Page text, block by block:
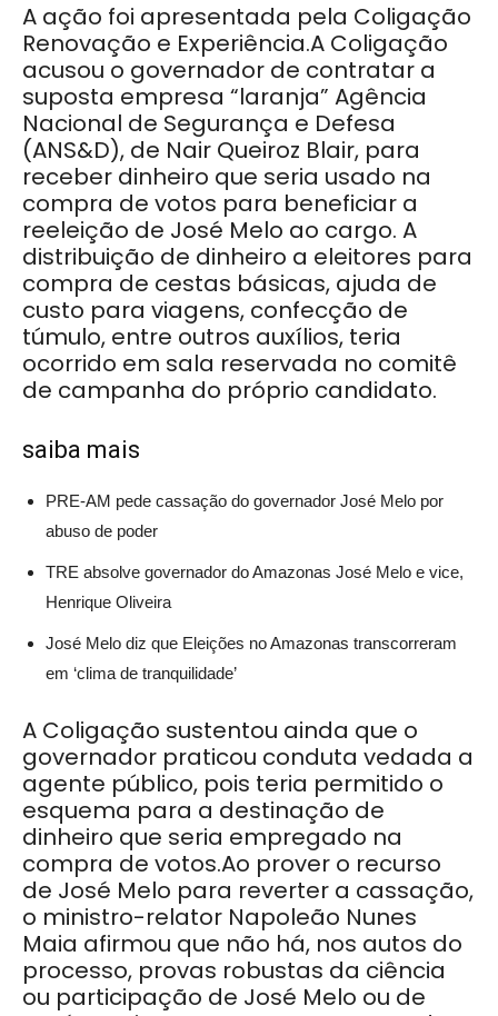
A ação foi apresentada pela Coligação
Renovação e Experiência.A Coligação
acusou o governador de contratar a
suposta empresa “laranja” Agência
Nacional de Segurança e Defesa
(ANS&D), de Nair Queiroz Blair, para
receber dinheiro que seria usado na
compra de votos para beneficiar a
reeleição de José Melo ao cargo. A
distribuição de dinheiro a eleitores para
compra de cestas básicas, ajuda de
custo para viagens, confecção de
túmulo, entre outros auxílios, teria
ocorrido em sala reservada no comitê
de campanha do próprio candidato.
saiba mais
PRE-AM pede cassação do governador José Melo por
abuso de poder
TRE absolve governador do Amazonas José Melo e vice,
Henrique Oliveira
José Melo diz que Eleições no Amazonas transcorreram
em ‘clima de tranquilidade’
A Coligação sustentou ainda que o
governador praticou conduta vedada a
agente público, pois teria permitido o
esquema para a destinação de
dinheiro que seria empregado na
compra de votos.Ao prover o recurso
de José Melo para reverter a cassação,
o ministro-relator Napoleão Nunes
Maia afirmou que não há, nos autos do
processo, provas robustas da ciência
ou participação de José Melo ou de